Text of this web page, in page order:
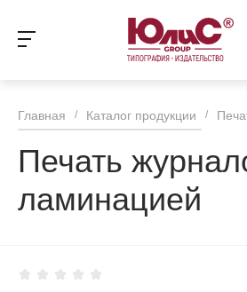
Главная / Каталог продукции /
Печать
ламинацией